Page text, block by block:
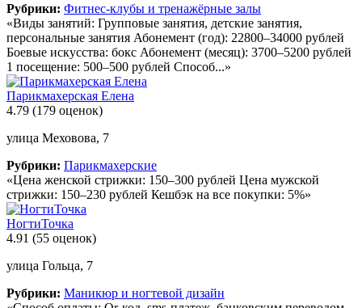
Рубрики: Фитнес-клубы и тренажёрные залы
«Виды занятий: Групповые занятия, детские занятия,
персональные занятия Абонемент (год): 22800–34000 рублей
Боевые искусства: бокс Абонемент (месяц): 3700–5200 рублей
1 посещение: 500–500 рублей Способ...»
Парикмахерская Елена
4.79 (179 оценок)
улица Меховова, 7
Рубрики: Парикмахерские
«Цена женской стрижки: 150–300 рублей Цена мужской
стрижки: 150–230 рублей Кешбэк на все покупки: 5%»
НогтиТочка
4.91 (55 оценок)
улица Гольца, 7
Рубрики: Маникюр и ногтевой дизайн